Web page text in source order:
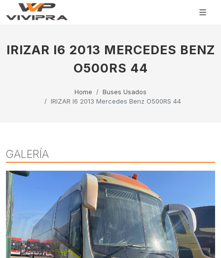
IRIZAR I6 2013 MERCEDES BENZ
O500RS 44
Home
Buses Usados
IRIZAR I6 2013 Mercedes Benz O500RS 44
GALERÍA